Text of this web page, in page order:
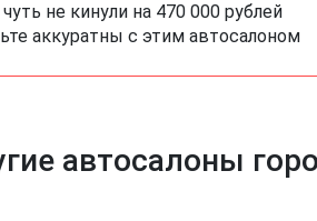
чуть не кинули на 470 000 рублей
аккуратны с этим автосалоном
автосалоны